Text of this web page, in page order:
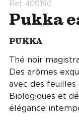
Ref. 400180
Pukka
PUKKA
Thé noir
Des arômes
avec des feuilles
Biologiques et
élégance